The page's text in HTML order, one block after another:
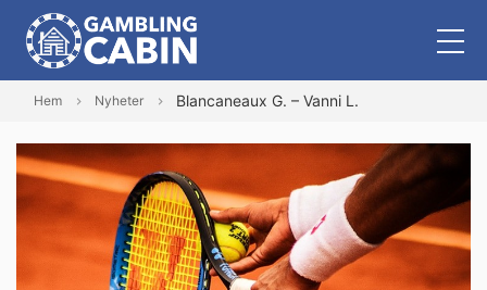
Hem Nyheter Blancaneaux G. – Vanni L.